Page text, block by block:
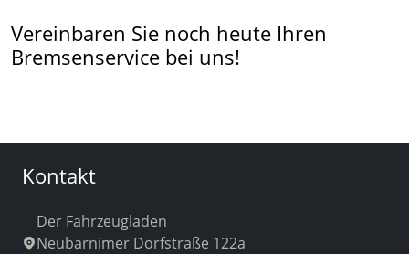
Vereinbaren Sie noch heute Ihren
Bremsenservice bei uns!
Kontakt
Der Fahrzeugladen
Neubarnimer Dorfstraße 122a